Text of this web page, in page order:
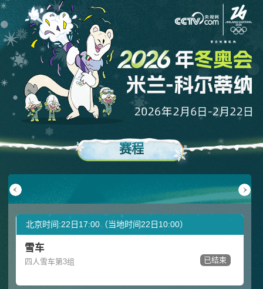
赛程
17日
周三
周六
02月22日
周日
北京时间:22日17:00（当地时间22日10:00）
雪车
四人雪车第3组 已结束